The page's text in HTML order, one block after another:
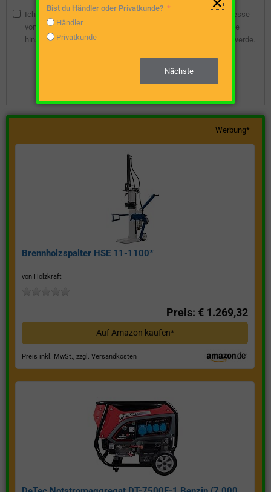
Ich bin damit einverstanden, dass die angegebene E-Mail-Adresse
vom Webseitenbetreiber gespeichert wird, damit ich über diese
hinsichtlich eines unverbindlichen Preisangebots kontaktiert werde.
Unverbindliche Preisanfrage stellen
Werbung*
Brennholzspalter HSE 11-1100*
von Holzkraft
Preis: € 1.269,32
Auf Amazon kaufen*
Preis inkl. MwSt., zzgl. Versandkosten
Bist du Händler oder Privatkunde?
Händler
Privatkunde
Nächste